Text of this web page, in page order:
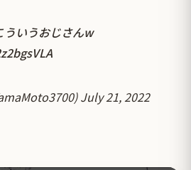
ういうおじさんw
July 21, 2022